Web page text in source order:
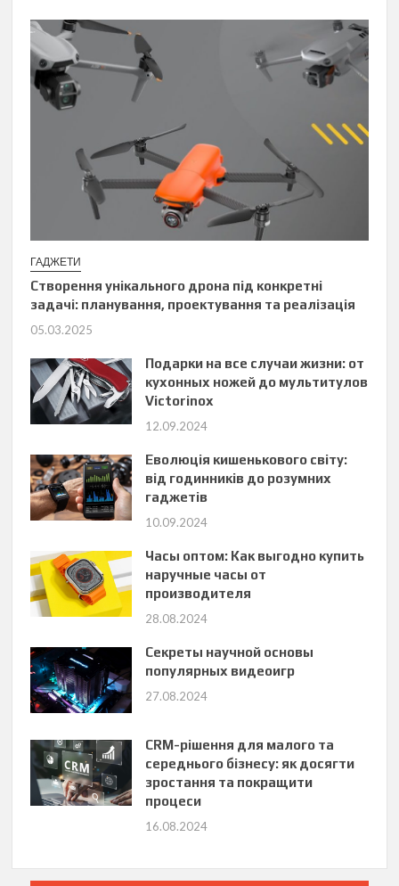
ГАДЖЕТИ
Створення унікального дрона під конкретні
задачі: планування, проектування та реалізація
05.03.2025
Подарки на все случаи жизни: от
кухонных ножей до мультитулов
Victorinox
12.09.2024
Еволюція кишенькового світу:
від годинників до розумних
гаджетів
10.09.2024
Часы оптом: Как выгодно купить
наручные часы от
производителя
28.08.2024
Секреты научной основы
популярных видеоигр
27.08.2024
CRM-рішення для малого та
середнього бізнесу: як досягти
зростання та покращити
процеси
16.08.2024